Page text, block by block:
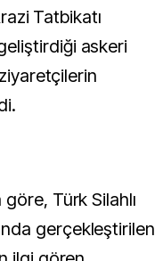
Tatbikatı
askeri
Türk Silahlı
gerçekleştirilen